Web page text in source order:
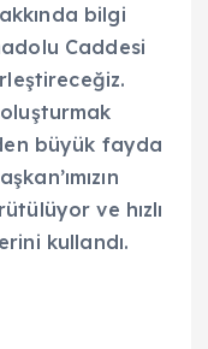
bilgi
Caddesi
oluşturmak
büyük fayda
ve hızlı
kullandı.